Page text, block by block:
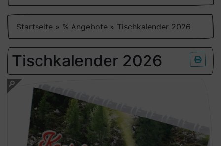
Startseite » % Angebote » Tischkalender 2026
Tischkalender 2026